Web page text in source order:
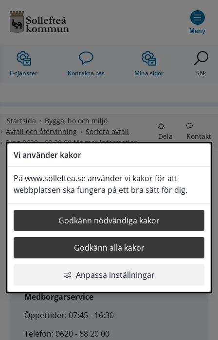
Vi använder kakor
På www.solleftea.se använder vi kakor för att
webbplatsen ska fungera på ett bra sätt för dig.
Godkänn nödvändiga kakor
Godkänn alla kakor
Anpassa inställningar
Meny
E-tjänster Kontakta oss Mina sidor Sök
Startsida
Bygga, bo och miljö
Avfall och återvinning
Sortera avfall
Ring 0620 - 68 20 00 för mer information
Dela Kontakt
Ring 0620 - 68 20 00 för mer information
Senast uppdaterad23 maj 2023
Kontakt
Medborgarservice
Öppettider: 07:45 - 16:30
Telefon: 0620 - 68 20 00